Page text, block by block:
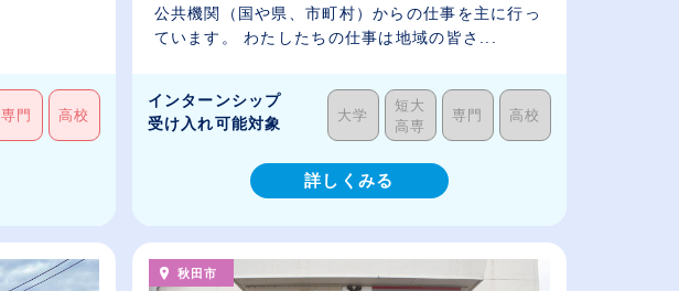
専門 高校
公共機関（国や県、市町村）からの仕事を主に行っ
ています。 わたしたちの仕事は地域の皆さ...
インターンシップ
受け入れ可能対象
大学
短大
高専
専門 高校
詳しくみる
秋田市